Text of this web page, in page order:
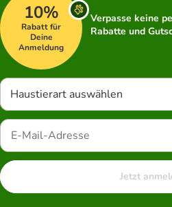
10%
Rabatt für
Deine
Anmeldung
Verpasse keine
Rabatte und
Haustierart auswählen
Jetzt